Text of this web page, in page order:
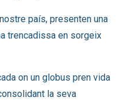
país, presenten una
trencadissa en sorgeix
on un globus pren vida
la seva